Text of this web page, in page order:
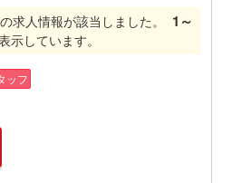
求人情報が該当しました。
1～
示しています。
ッフ